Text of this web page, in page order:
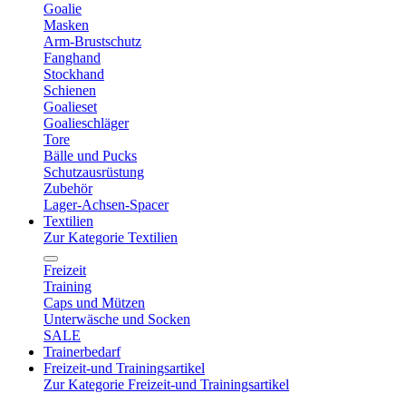
Goalie
Masken
Arm-Brustschutz
Fanghand
Stockhand
Schienen
Goalieset
Goalieschläger
Tore
Bälle und Pucks
Schutzausrüstung
Zubehör
Lager-Achsen-Spacer
Textilien
Zur Kategorie Textilien
Freizeit
Training
Caps und Mützen
Unterwäsche und Socken
SALE
Trainerbedarf
Freizeit-und Trainingsartikel
Zur Kategorie Freizeit-und Trainingsartikel